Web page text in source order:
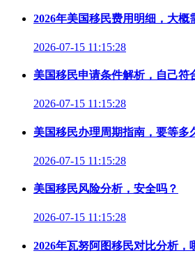
2026年美国移民费用明细，大概
2026-07-15 11:15:28
美国移民申请条件解析，自己符
2026-07-15 11:15:28
美国移民办理周期指南，要等多
2026-07-15 11:15:28
美国移民风险分析，安全吗？
2026-07-15 11:15:28
2026年瓦努阿图移民对比分析，